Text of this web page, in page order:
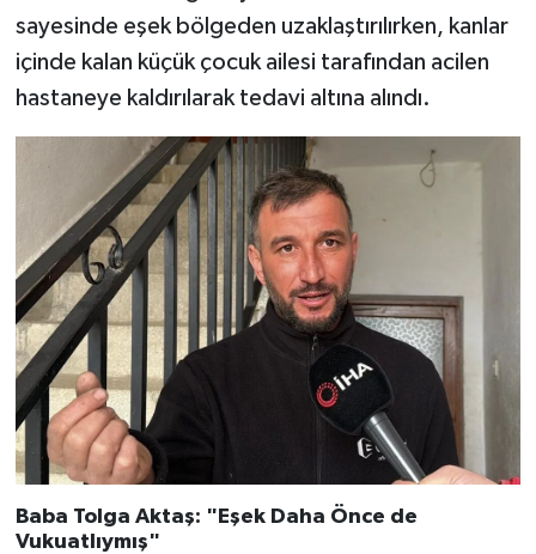
sayesinde eşek bölgeden uzaklaştırılırken, kanlar
içinde kalan küçük çocuk ailesi tarafından acilen
hastaneye kaldırılarak tedavi altına alındı.
Baba Tolga Aktaş: "Eşek Daha Önce de
Vukuatlıymış"